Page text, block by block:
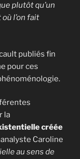
plutôt qu’un
l’on fait
publiés fin
pour ces
la
créée
Caroline
au sens de